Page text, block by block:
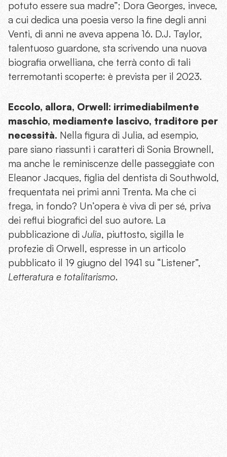
potuto essere sua madre”; Dora Georges, invece,
a cui dedica una poesia verso la fine degli anni
Venti, di anni ne aveva appena 16. D.J. Taylor,
talentuoso guardone, sta scrivendo una nuova
biografia orwelliana, che terrà conto di tali
terremotanti scoperte: è prevista per il 2023.
Eccolo, allora, Orwell: irrimediabilmente
maschio, mediamente lascivo, traditore per
necessità. Nella figura di Julia, ad esempio,
pare siano riassunti i caratteri di Sonia Brownell,
ma anche le reminiscenze delle passeggiate con
Eleanor Jacques, figlia del dentista di Southwold,
frequentata nei primi anni Trenta. Ma che ci
frega, in fondo? Un’opera è viva di per sé, priva
dei reflui biografici del suo autore. La
pubblicazione di Julia, piuttosto, sigilla le
profezie di Orwell, espresse in un articolo
pubblicato il 19 giugno del 1941 su “Listener”,
Letteratura e totalitarismo.